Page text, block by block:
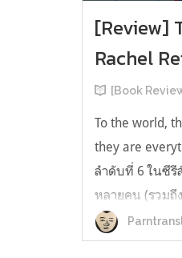
[Review]
Rachel
[Book Review] ผลพลอ
To the world,
they are
ลำดับที่ 6 ในซีรี
หลายคน (รวมถึ
2หลังจากอ่าน
The Long